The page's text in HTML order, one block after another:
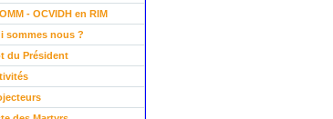
- OCVIDH en RIM
sommes nous ?
du Président